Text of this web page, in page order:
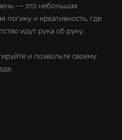
— это небольшая
логику и креативность, где
идут рука об руку.
и позвольте своему